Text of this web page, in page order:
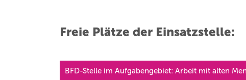
Freie Plätze der Einsatzstelle:
BFD-Stelle im Aufgabengebiet: Arbeit mit alten